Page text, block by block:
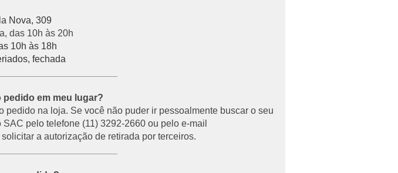
Nova, 309
das 10h às 20h
10h às 18h
fechada
em meu lugar?
na loja. Se você não puder ir pessoalmente buscar o seu
pelo telefone (11) 3292-2660 ou pelo e-mail
a autorização de retirada por terceiros.